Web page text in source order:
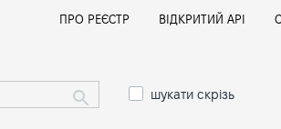
ПРО РЕЄСТР ВІДКРИТИЙ АРІ
шукати скрізь